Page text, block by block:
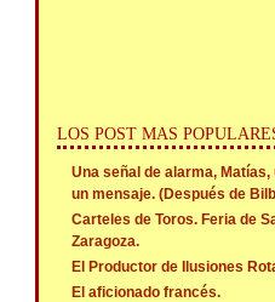
LOS POST MAS
Una señal de alarma,
un mensaje. (Después de
Carteles de Toros. Feria de
Zaragoza.
El Productor de Ilusiones
El aficionado francés.